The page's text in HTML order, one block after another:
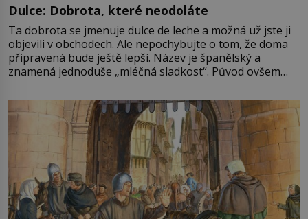
Dulce: Dobrota, které neodoláte
Ta dobrota se jmenuje dulce de leche a možná už jste ji
objevili v obchodech. Ale nepochybujte o tom, že doma
připravená bude ještě lepší. Název je španělský a
znamená jednoduše „mléčná sladkost“. Původ ovšem
pře hned několik latinskoamerických zemí a k tomu
Francie, kde se traduje,